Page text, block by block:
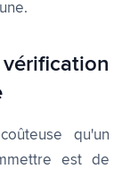
qu'un
est de